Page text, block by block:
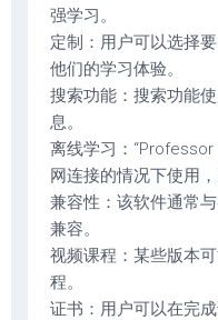
强学习。
定制：用户可以选择
他们的学习体验。
搜索功能：搜索功能
息。
离线学习：
网连接的情况下使用
兼容性：该软件通常
兼容。
视频课程：某些版本
程。
证书：用户可以在完